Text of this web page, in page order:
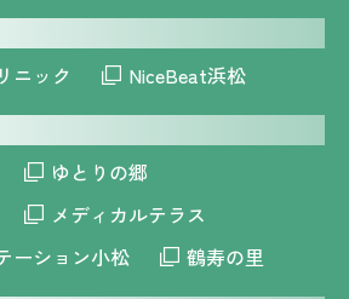
ニック
NiceBeat浜松
ゆとりの郷
メディカルテラス
ーション小松
鶴寿の里